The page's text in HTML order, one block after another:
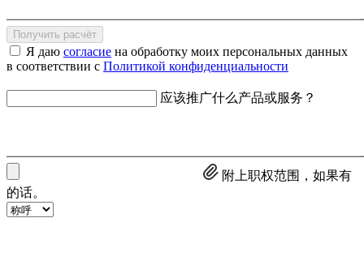
Получить расчёт
Я даю согласие на обработку моих персональных данных
в соответствии с Политикой конфиденциальности
应该推广什么产品或服务？
附上职权范围，如果有
的话。